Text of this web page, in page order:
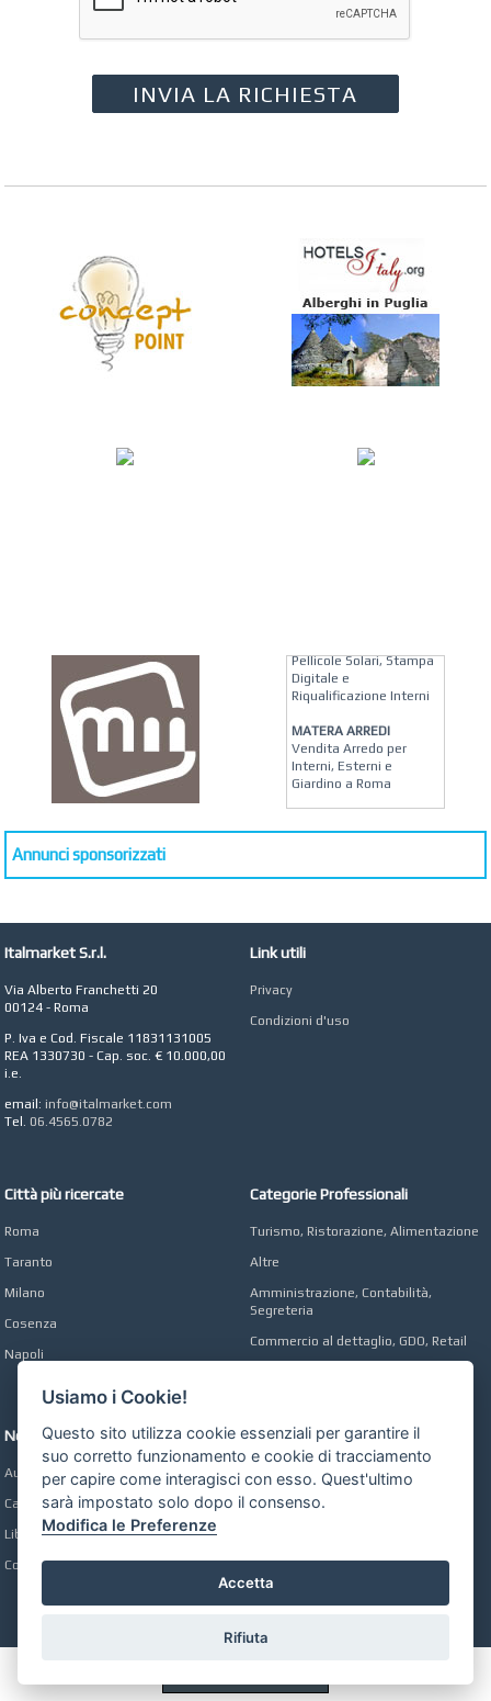
Pellicole Solari, Stampa
Digitale e
Riqualificazione Interni
MATERA ARREDI
Vendita Arredo per
Interni, Esterni e
Giardino a Roma
Antonella Micci,
AZIENDA AGRICOLA DI
Azienda Agricola a
Digital marketing e Web
Annunci sponsorizzati
Italmarket S.r.l.
Via Alberto Franchetti 20
00124 - Roma
P. Iva e Cod. Fiscale 11831131005
REA 1330730 - Cap. soc. € 10.000,00
i.e.
email: info@italmarket.com
Tel. 06.4565.0782
Link utili
Privacy
Condizioni d'uso
Città più ricercate
Roma
Taranto
Milano
Cosenza
Napoli
Categorie Professionali
Turismo, Ristorazione, Alimentazione
Altre
Amministrazione, Contabilità,
Segreteria
Commercio al dettaglio, GDO, Retail
Network
Automobili Online
Case Online
Libri Online
Compravendita
Usiamo i Cookie!
Questo sito utilizza cookie essenziali per garantire il
suo corretto funzionamento e cookie di tracciamento
per capire come interagisci con esso. Quest'ultimo
sarà impostato solo dopo il consenso.
Modifica le Preferenze
Accetta
Rifiuta